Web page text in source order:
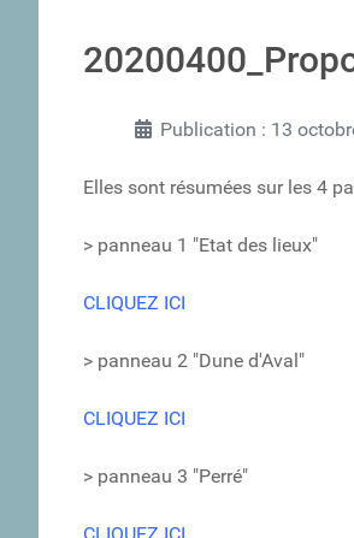
Publication : 13
Elles sont résumées sur les 4
> panneau 1 "Etat des lieux"
CLIQUEZ ICI
> panneau 2 "Dune d'Aval"
CLIQUEZ ICI
> panneau 3 "Perré"